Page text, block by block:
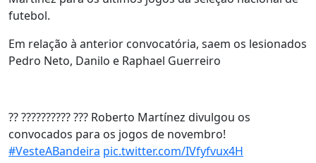
futebol.
Em relação à anterior convocatória, saem os lesionados
Pedro Neto, Danilo e Raphael Guerreiro
?? ?????????? ??? Roberto Martínez divulgou os
convocados para os jogos de novembro!
#VesteABandeira pic.twitter.com/IVfyfvux4H